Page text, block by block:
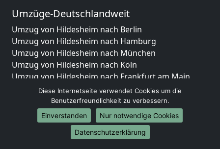
Umzüge-Deutschlandweit
Umzug von Hildesheim nach Berlin
Umzug von Hildesheim nach Hamburg
Umzug von Hildesheim nach München
Umzug von Hildesheim nach Köln
Umzug von Hildesheim nach Frankfurt am Main
Umzug von Hildesheim nach Stuttgart
Umzug von Hildesheim nach Düsseldorf
Umzug von Hildesheim nach Leipzig
Umzug von Hildesheim nach Dortmund
Umzug von Hildesheim nach Essen
Diese Internetseite verwendet Cookies um die
Benutzerfreundlichkeit zu verbessern.
Einverstanden
Nur notwendige Cookies
Datenschutzerklärung